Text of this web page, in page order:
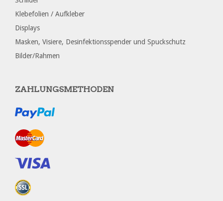
Klebefolien / Aufkleber
Displays
Masken, Visiere, Desinfektionsspender und Spuckschutz
Bilder/Rahmen
ZAHLUNGSMETHODEN